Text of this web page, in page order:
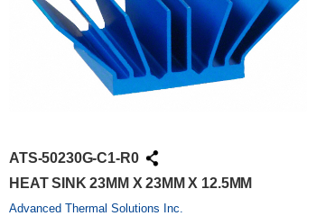
ATS-50230G-C1-R0
HEAT SINK 23MM X 23MM X 12.5MM
Advanced Thermal Solutions Inc.